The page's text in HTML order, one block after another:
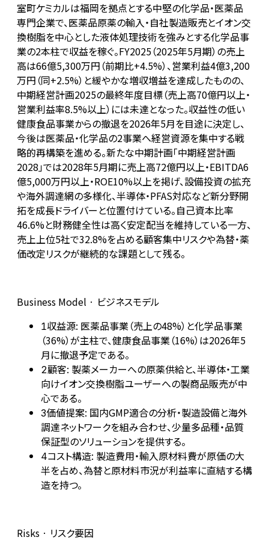
室町ケミカルは福岡を拠点とする中堅の化学品・医薬品
専門企業で、医薬品原薬の輸入・自社製造販売とイオン交
換樹脂を中心とした液体処理技術を強みとする化学品事
業の2本柱で収益を稼ぐ。FY2025（2025年5月期）の売上
高は66億5,300万円（前期比+4.5%）、営業利益4億3,200
万円（同+2.5%）と緩やかな増収増益を達成したものの、
中期経営計画2025の最終年度目標（売上高70億円以上・
営業利益率8.5%以上）には未達となった。収益性の低い
健康食品事業からの撤退を2026年5月を目途に決定し、
今後は医薬品・化学品の2事業へ経営資源を集中する戦
略的再構築を進める。新たな中期計画「中期経営計画
2028」では2028年5月期に売上高72億円以上・EBITDA6
億5,000万円以上・ROE10%以上を掲げ、設備投資の拡充
や海外調達網の多様化、半導体・PFAS対応など新分野開
拓を成長ドライバーと位置付けている。自己資本比率
46.6%と財務健全性は高く安定配当を維持している一方、
売上上位5社で32.8%を占める顧客集中リスクや為替・薬
価改定リスクが継続的な課題として残る。
Business Model · ビジネスモデル
1収益源: 医薬品事業（売上の48%）と化学品事業
（36%）が主柱で、健康食品事業（16%）は2026年5
月に撤退予定である。
2顧客: 製薬メーカーへの原薬供給と、半導体・工業
向けイオン交換樹脂ユーザーへの製商品販売が中
心である。
3価値提案: 国内GMP適合の分析・製造設備と海外
調達ネットワークを組み合わせ、少量多品種・品質
保証型のソリューションを提供する。
4コスト構造: 製造費用・輸入原材料費が原価の大
半を占め、為替と原材料市況が利益率に直結する構
造を持つ。
Risks · リスク要因